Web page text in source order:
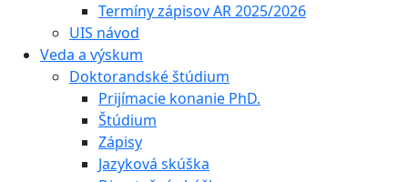
Termíny zápisov AR 2025/2026
UIS návod
Veda a výskum
Doktorandské štúdium
Prijímacie konanie PhD.
Štúdium
Zápisy
Jazyková skúška